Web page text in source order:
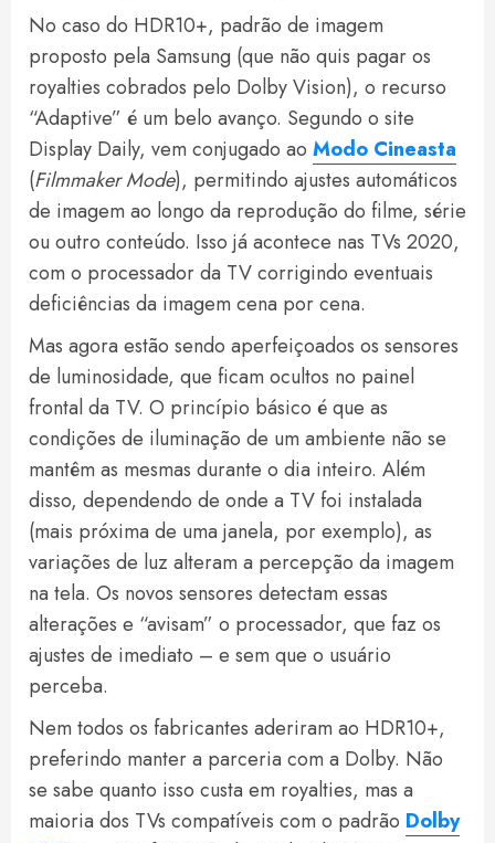
No caso do HDR10+, padrão de imagem
proposto pela Samsung (que não quis pagar os
royalties cobrados pelo Dolby Vision), o recurso
“Adaptive” é um belo avanço. Segundo o site
Display Daily, vem conjugado ao Modo Cineasta
(Filmmaker Mode), permitindo ajustes automáticos
de imagem ao longo da reprodução do filme, série
ou outro conteúdo. Isso já acontece nas TVs 2020,
com o processador da TV corrigindo eventuais
deficiências da imagem cena por cena.
Mas agora estão sendo aperfeiçoados os sensores
de luminosidade, que ficam ocultos no painel
frontal da TV. O princípio básico é que as
condições de iluminação de um ambiente não se
mantêm as mesmas durante o dia inteiro. Além
disso, dependendo de onde a TV foi instalada
(mais próxima de uma janela, por exemplo), as
variações de luz alteram a percepção da imagem
na tela. Os novos sensores detectam essas
alterações e “avisam” o processador, que faz os
ajustes de imediato – e sem que o usuário
perceba.
Nem todos os fabricantes aderiram ao HDR10+,
preferindo manter a parceria com a Dolby. Não
se sabe quanto isso custa em royalties, mas a
maioria dos TVs compatíveis com o padrão Dolby